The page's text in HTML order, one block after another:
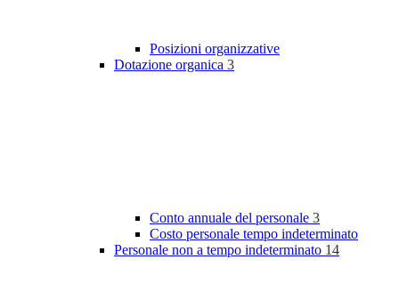
Posizioni organizzative
Dotazione organica 3
Conto annuale del personale 3
Costo personale tempo indeterminato
Personale non a tempo indeterminato 14